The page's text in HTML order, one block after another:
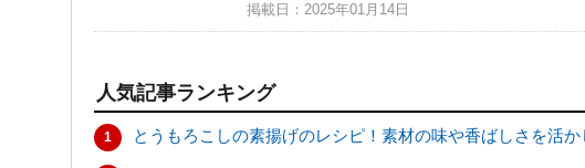
掲載日：2025年01月14日
人気記事ランキング
1 とうもろこしの素揚げのレシピ！素材の味や香ばしさを活